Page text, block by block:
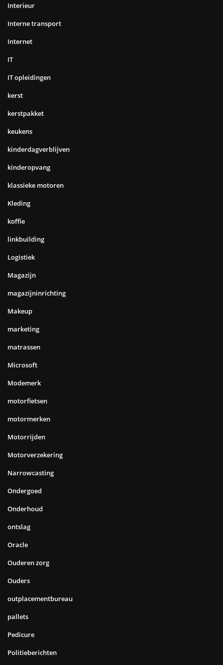
Interieur
Interne transport
Internet
IT
IT opleidingen
kerst
kerstpakket
keukens
kinderdagverblijven
kinderopvang
klassieke motoren
Kleding
koffie
linkbuilding
Logistiek
Magazijn
magazijninrichting
Makeup
marketing
matrassen
Microsoft
Modemerk
motorfietsen
motormerken
Motorrijden
Motorverzekering
Narrowcasting
Ondergoed
Onderhoud
ontslag
Oracle
Ouderen zorg
Ouders
outplacementbureau
pallets
Pedicure
Politieberichten